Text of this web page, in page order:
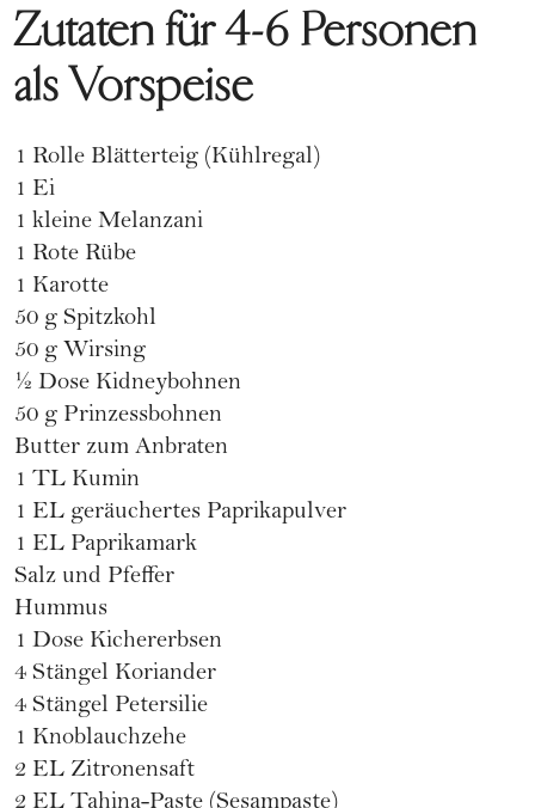
Zutaten für 4-6 Personen
als Vorspeise
1 Rolle Blätterteig (Kühlregal)
1 Ei
1 kleine Melanzani
1 Rote Rübe
1 Karotte
50 g Spitzkohl
50 g Wirsing
1⁄2 Dose Kidneybohnen
50 g Prinzessbohnen
Butter zum Anbraten
1 TL Kumin
1 EL geräuchertes Paprikapulver
1 EL Paprikamark
Salz und Pfeffer
Hummus
1 Dose Kichererbsen
4 Stängel Koriander
4 Stängel Petersilie
1 Knoblauchzehe
2 EL Zitronensaft